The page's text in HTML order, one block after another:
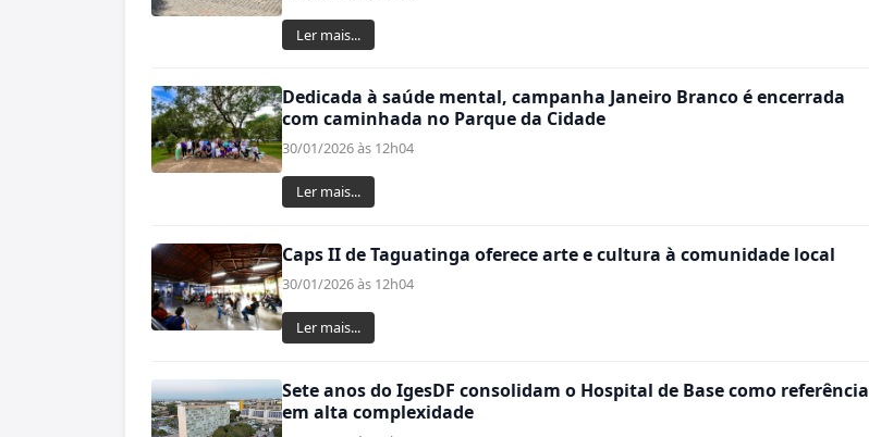
Ler mais...
Dedicada à saúde mental, campanha Janeiro Branco é encerrada
com caminhada no Parque da Cidade
30/01/2026 às 12h04
Ler mais...
Caps II de Taguatinga oferece arte e cultura à comunidade local
30/01/2026 às 12h04
Ler mais...
Sete anos do IgesDF consolidam o Hospital de Base como referência
em alta complexidade